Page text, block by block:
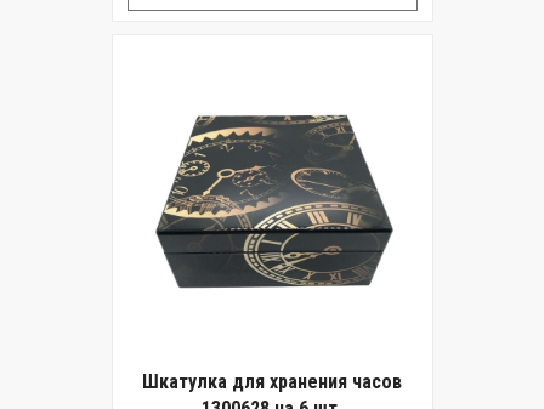
Шкатулка для хранения часов